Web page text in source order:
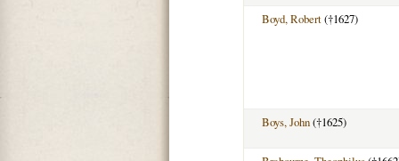
Boyd, Robert(†1627)
Boys, John(†1625)